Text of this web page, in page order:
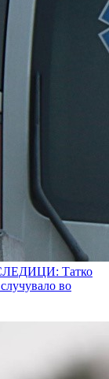
Татко
во